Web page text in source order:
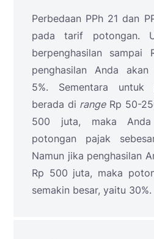
Perbedaan PPh 21 dan
pada tarif potongan.
berpenghasilan
penghasilan Anda
5%. Sementara untuk
berada di rangeRp 50-
500 juta, maka Anda
potongan pajak
Namun jika penghasilan
Rp 500 juta, maka
semakin besar, yaitu 30%.